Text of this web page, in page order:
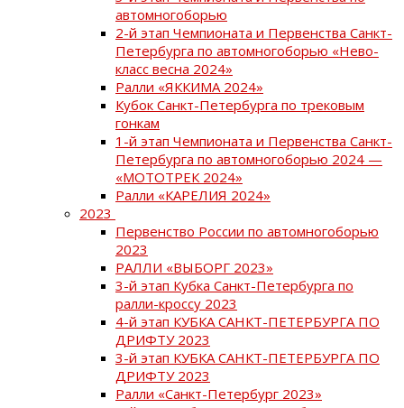
автомногоборью
2-й этап Чемпионата и Первенства Санкт-
Петербурга по автомногоборью «Нево-
класс весна 2024»
Ралли «ЯККИМА 2024»
Кубок Санкт-Петербурга по трековым
гонкам
1-й этап Чемпионата и Первенства Санкт-
Петербурга по автомногоборью 2024 —
«МОТОТРЕК 2024»
Ралли «КАРЕЛИЯ 2024»
2023
Первенство России по автомногоборью
2023
РАЛЛИ «ВЫБОРГ 2023»
3-й этап Кубка Санкт-Петербурга по
ралли-кроссу 2023
4-й этап КУБКА САНКТ-ПЕТЕРБУРГА ПО
ДРИФТУ 2023
3-й этап КУБКА САНКТ-ПЕТЕРБУРГА ПО
ДРИФТУ 2023
Ралли «Санкт-Петербург 2023»